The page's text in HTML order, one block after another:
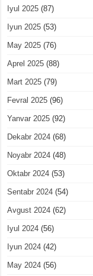
Iyul 2025 (87)
Iyun 2025 (53)
May 2025 (76)
Aprel 2025 (88)
Mart 2025 (79)
Fevral 2025 (96)
Yanvar 2025 (92)
Dekabr 2024 (68)
Noyabr 2024 (48)
Oktabr 2024 (53)
Sentabr 2024 (54)
Avgust 2024 (62)
Iyul 2024 (56)
Iyun 2024 (42)
May 2024 (56)